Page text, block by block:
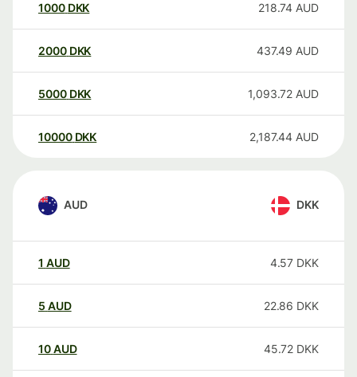
1000 DKK 218.74 AUD
2000 DKK 437.49 AUD
5000 DKK 1,093.72 AUD
10000 DKK 2,187.44 AUD
AUD DKK
1 AUD 4.57 DKK
5 AUD 22.86 DKK
10AUD 45.72 DKK